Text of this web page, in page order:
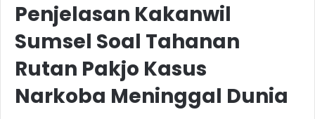
Penjelasan Kakanwil
Sumsel Soal Tahanan
Rutan Pakjo Kasus
Narkoba Meninggal Dunia